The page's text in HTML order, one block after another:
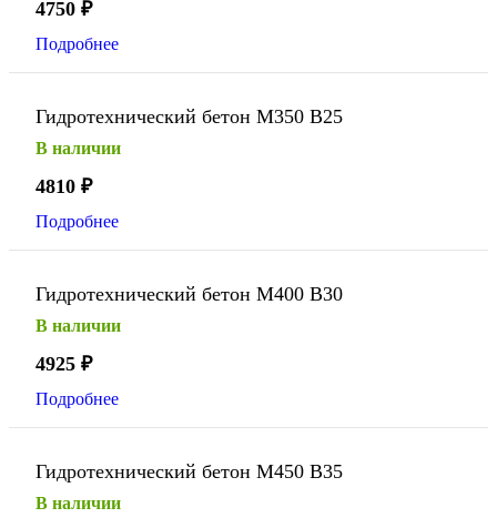
4750 ₽
Подробнее
Гидротехнический бетон М350 В25
В наличии
4810 ₽
Подробнее
Гидротехнический бетон М400 В30
В наличии
4925 ₽
Подробнее
Гидротехнический бетон М450 В35
В наличии